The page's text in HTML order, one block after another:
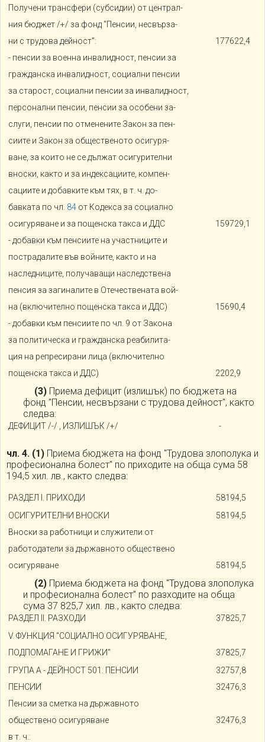
Получени трансфери (субсидии) от централ-
ния бюджет /+/ за фонд "Пенсии, несвърза-
ни с трудова дейност":
177622,4
- пенсии за военна инвалидност, пенсии за
гражданска инвалидност, социални пенсии
за старост, социални пенсии за инвалидност,
персонални пенсии, пенсии за особени за-
слуги, пенсии по отменените Закон за пен-
сиите и Закон за общественото осигуря-
ване, за които не се дължат осигурителни
вноски, както и за индексациите, компен-
сациите и добавките към тях, в т. ч. до-
бавката по чл. 84 от Кодекса за социално
осигуряване и за пощенска такса и ДДС
159729,1
- добавки към пенсиите на участниците и
пострадалите във войните, както и на
наследниците, получаващи наследствена
пенсия за загиналите в Отечествената вой-
на (включително пощенска такса и ДДС)
15690,4
- добавки към пенсиите по чл. 9 от Закона
за политическа и гражданска реабилита-
ция на репресирани лица (включително
пощенска такса и ДДС)
2202,9
(3) Приема дефицит (излишък) по бюджета на
фонд "Пенсии, несвързани с трудова дейност", както
следва:
ДЕФИЦИТ /-/ , ИЗЛИШЪК /+/ -
чл. 4. (1) Приема бюджета на фонд "Трудова злополука и
професионална болест" по приходите на обща сума 58
194,5 хил. лв., както следва:
РАЗДЕЛ I. ПРИХОДИ
58194,5
ОСИГУРИТЕЛНИ ВНОСКИ
58194,5
Вноски за работници и служители от
работодатели за държавното обществено
осигуряване
58194,5
(2) Приема бюджета на фонд "Трудова злополука
и професионална болест" по разходите на обща
сума 37 825,7 хил. лв., както следва:
РАЗДЕЛ II. РАЗХОДИ
37825,7
V. ФУНКЦИЯ "СОЦИАЛНО ОСИГУРЯВАНЕ,
ПОДПОМАГАНЕ И ГРИЖИ"
37825,7
ГРУПА A - ДЕЙНОСТ 501: ПЕНСИИ
32757,8
ПЕНСИИ
32476,3
Пенсии за сметка на държавното
обществено осигуряване
32476,3
в т. ч.: